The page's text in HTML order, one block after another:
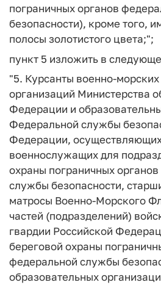
пограничных органов
безопасности), кроме того,
полосы золотистого цвета;";
пункт 5 изложить в
"5. Курсанты военно-
организаций Министерства
Федерации и
Федеральной службы
Федерации,
военнослужащих для
охраны пограничных
службы безопасности,
матросы Военно-Морского
частей (подразделений)
гвардии Российской
береговой охраны
федеральной службы
образовательных